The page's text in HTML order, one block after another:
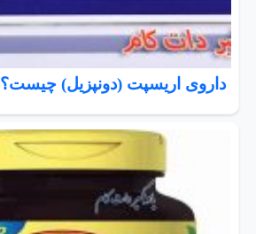
داروی اریسپت (دونپزیل) چیست؟